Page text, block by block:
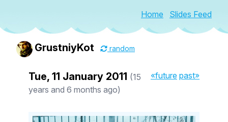
Home Slides Feed
GrustniyKot random
«future past»
Tue, 11 January 2011 (15
years and 6 months ago)